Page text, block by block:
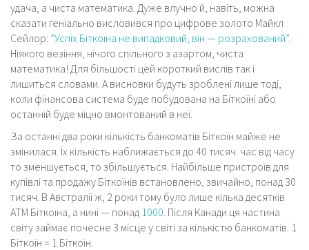
удача, а чиста математика. Дуже влучно й, навіть, можна
сказати геніально висловився про цифрове золото Майкл
Сейлор: ”Успіх Біткоїна не випадковий, він — розрахований”.
Ніякого везіння, нічого спільного з азартом, чиста
математика! Для більшості цей короткий вислів так і
лишиться словами. А висновки будуть зроблені лише тоді,
коли фінансова система буде побудована на Біткоїні або
останній буде міцно вмонтований в неї.
За останні два роки кількість банкоматів Біткоїн майже не
змінилася. Їх кількість наближається до 40 тисяч: час від часу
то зменшується, то збільшується. Найбільше пристроїв для
купівлі та продажу Біткоїнів встановлено, звичайно, понад 30
тисяч. В Австралії ж, 2 роки тому було лише кілька десятків
ATM Біткоїна, а нині — понад 1000 . Після Канади ця частина
світу займає почесне 3 місце у світі за кількістю банкоматів. 1
Біткоїн = 1 Біткоїн.